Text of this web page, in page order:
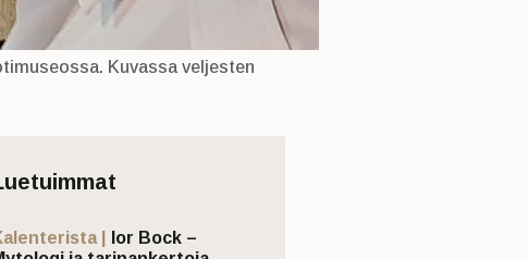
Kuvassa veljesten
|
Ior Bock –